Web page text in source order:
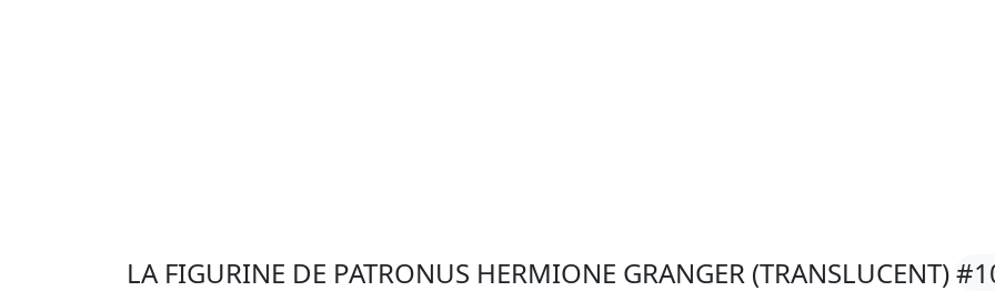
LA FIGURINE DE PATRONUS HERMIONE GRANGER (TRANSLUCENT)